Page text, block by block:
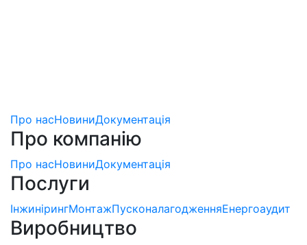
Про насНовиниДокументація
Про компанію
Про насНовиниДокументація
Послуги
ІнжинірингМонтажПусконалагодженняЕнергоаудит
Виробництво